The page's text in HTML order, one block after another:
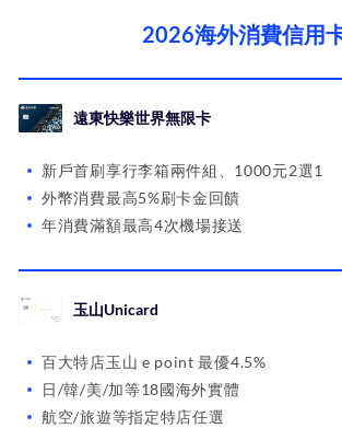
2026海外消費信用
遠東快樂世界無限卡
新戶首刷享行李箱兩件組、1000元2選1
外幣消費最高5%刷卡金回饋
年消費滿額最高4次機場接送
玉山Unicard
百大特店玉山 e point 最優4.5%
日/韓/美/加等18國海外實體
航空/旅遊等指定特店任選